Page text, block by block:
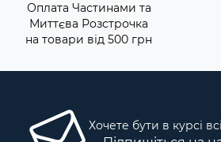
Оплата Частинами та
Миттєва Розстрочка
на товари від 500 грн
Хочете бути в курсі